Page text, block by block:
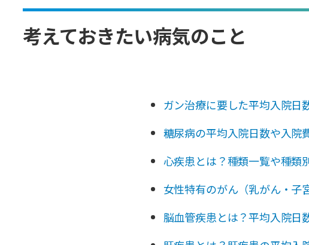
考えておきたい病気のこと
ガン治療に要した平均入院日
糖尿病の平均入院日数や入院
心疾患とは？種類一覧や種類
女性特有のがん（乳がん・子
脳血管疾患とは？平均入院日